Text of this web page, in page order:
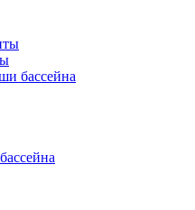
бассейна